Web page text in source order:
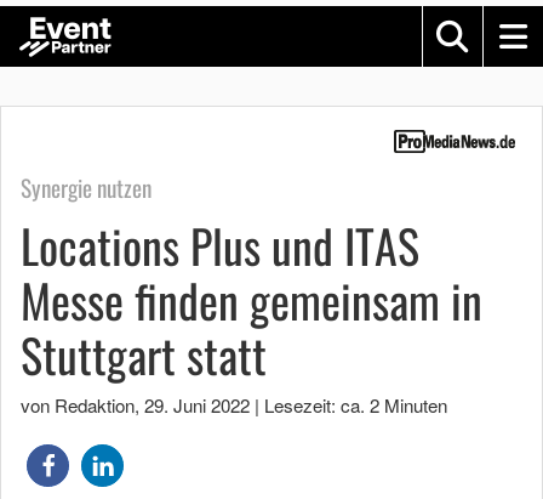
Synergie nutzen
Locations Plus und ITAS
Messe finden gemeinsam in
Stuttgart statt
von Redaktion, 29. Juni 2022 | Lesezeit: ca. 2 Minuten